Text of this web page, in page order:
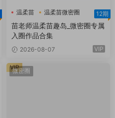
温柔苗
温柔苗微密圈
温柔苗趣岛
12期
苗老师温柔苗趣岛_微密圈专属
入圈作品合集
2026-08-07 VIP
微密圈
VIP